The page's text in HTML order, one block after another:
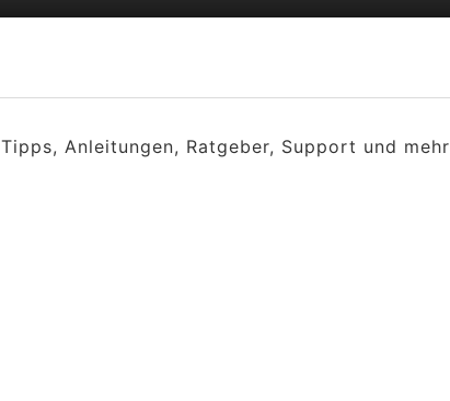
Tipps, Anleitungen, Ratgeber, Support und mehr